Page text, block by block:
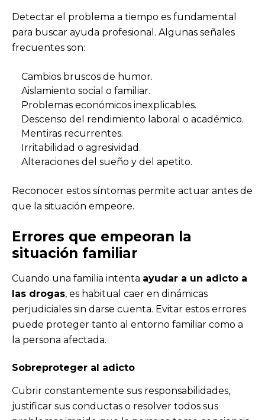
Detectar el problema a tiempo es fundamental
para buscar ayuda profesional. Algunas señales
frecuentes son:
Cambios bruscos de humor.
Aislamiento social o familiar.
Problemas económicos inexplicables.
Descenso del rendimiento laboral o académico.
Mentiras recurrentes.
Irritabilidad o agresividad.
Alteraciones del sueño y del apetito.
Reconocer estos síntomas permite actuar antes de
que la situación empeore.
Errores que empeoran la
situación familiar
Cuando una familia intenta ayudar a un adicto a
las drogas, es habitual caer en dinámicas
perjudiciales sin darse cuenta. Evitar estos errores
puede proteger tanto al entorno familiar como a
la persona afectada.
Sobreproteger al adicto
Cubrir constantemente sus responsabilidades,
justificar sus conductas o resolver todos sus